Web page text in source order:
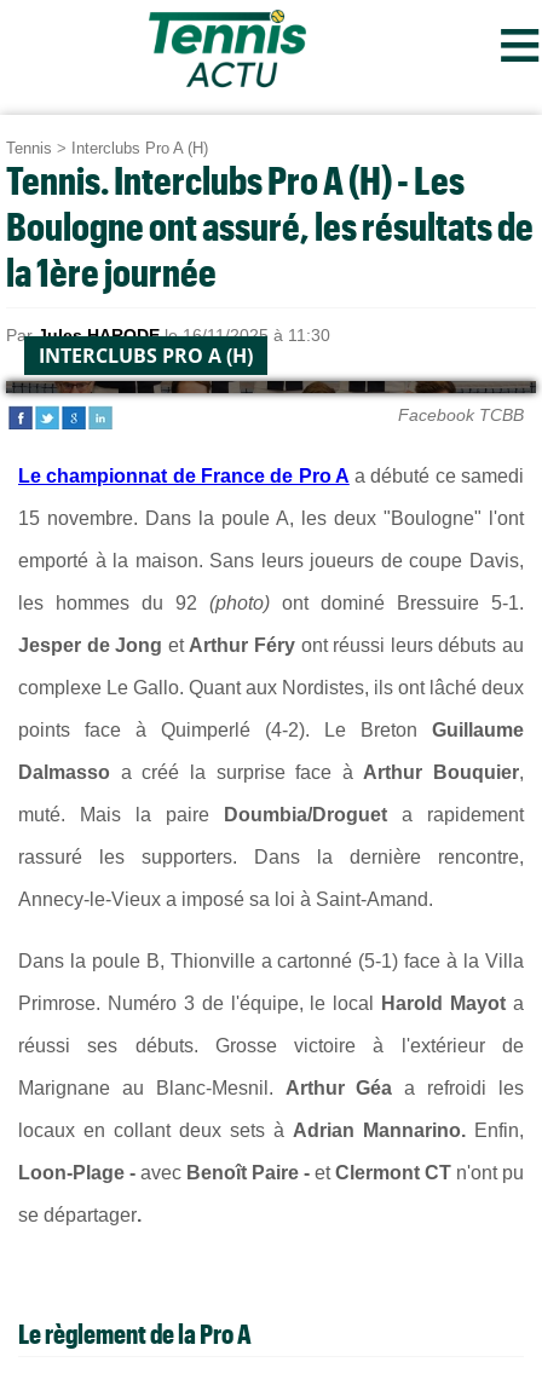
≡
Tennis > Interclubs Pro A (H)
Tennis. Interclubs Pro A (H) - Les
Boulogne ont assuré, les résultats de
la 1ère journée
ParJules HARODEle 16/11/2025 à 11:30
INTERCLUBS PRO A (H)
Facebook TCBB
Le championnat de France de Pro A a débuté ce samedi
15 novembre. Dans la poule A, les deux "Boulogne" l'ont
emporté à la maison. Sans leurs joueurs de coupe Davis,
les hommes du 92 (photo) ont dominé Bressuire 5-1.
Jesper de Jong et Arthur Féry ont réussi leurs débuts au
complexe Le Gallo. Quant aux Nordistes, ils ont lâché deux
points face à Quimperlé (4-2). Le Breton Guillaume
Dalmasso a créé la surprise face à Arthur Bouquier,
muté. Mais la paire Doumbia/Droguet a rapidement
rassuré les supporters. Dans la dernière rencontre,
Annecy-le-Vieux a imposé sa loi à Saint-Amand.
Dans la poule B, Thionville a cartonné (5-1) face à la Villa
Primrose. Numéro 3 de l'équipe, le local Harold Mayota
réussi ses débuts. Grosse victoire à l'extérieur de
Marignane au Blanc-Mesnil. Arthur Géaa refroidi les
locaux en collant deux sets à Adrian Mannarino. Enfin,
Loon-Plage - avec Benoît Paire - etClermont CT n'ont pu
se départager.
Le règlement de la Pro A